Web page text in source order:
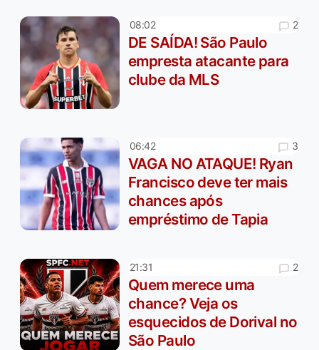
08:02 2
DE SAÍDA! São Paulo
empresta atacante para
clube da MLS
06:42 3
VAGA NO ATAQUE! Ryan
Francisco deve ter mais
chances após
empréstimo de Tapia
21:31 2
Quem merece uma
chance? Veja os
esquecidos de Dorival no
São Paulo